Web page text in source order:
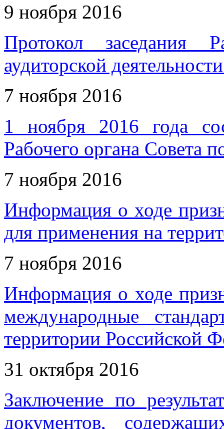
9 ноября 2016
Протокол заседания
аудиторской
7 ноября 2016
1 ноября 2016 года
Рабочего органа Совета
7 ноября 2016
Информация о ходе
для применения на
7 ноября 2016
Информация о ходе
международные
территории Российской
31 октября 2016
Заключение по
документов,